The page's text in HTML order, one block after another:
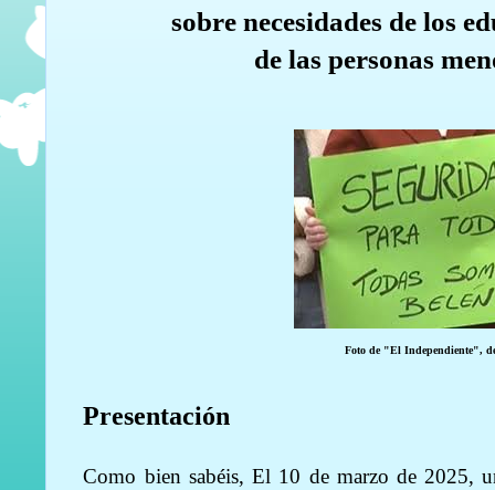
sobre necesidades de los
de las personas
Foto de "El Independiente",
Presentación
Como bien sabéis, El 10 de marzo de 2025,